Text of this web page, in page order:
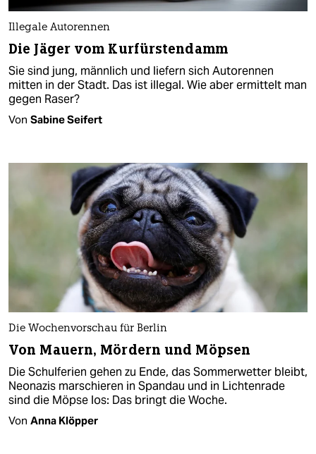
Illegale Autorennen
Die Jäger vom Kurfürstendamm
Sie sind jung, männlich und liefern sich Autorennen
mitten in der Stadt. Das ist illegal. Wie aber ermittelt man
gegen Raser?
Von Sabine Seifert
Die Wochenvorschau für Berlin
Von Mauern, Mördern und Möpsen
Die Schulferien gehen zu Ende, das Sommerwetter bleibt,
Neonazis marschieren in Spandau und in Lichtenrade
sind die Möpse los: Das bringt die Woche.
Von Anna Klöpper